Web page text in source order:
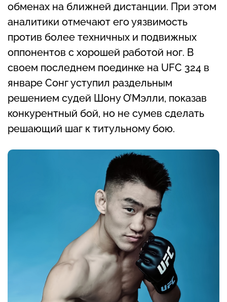
обменах на ближней дистанции. При этом
аналитики отмечают его уязвимость
против более техничных и подвижных
оппонентов с хорошей работой ног. В
своем последнем поединке на UFC 324 в
январе Сонг уступил раздельным
решением судей Шону О’Мэлли, показав
конкурентный бой, но не сумев сделать
решающий шаг к титульному бою.